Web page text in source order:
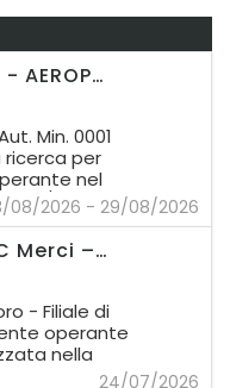
OPERAIO CON PATENTE C - AEROPORTO FIUMICINO
Min. 0001
ricerca per
nel
un/una
un cantiere
- Patente
validità; Si
-
Ccnl
Ral
Lunedì' al
alle 16.
08/2026 - 29/08/2026
Autista Patente C + CQC Merci – Roma e Provincia
- Filiale di
operante
nella
merci sul
24/07/2026